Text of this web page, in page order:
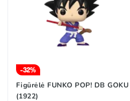
-32%
Figūrėlė FUNKO POP! DB GOKU
(1922)